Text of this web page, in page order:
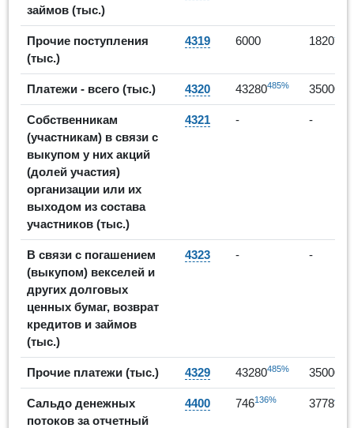
займов (тыс.)
Прочие поступления
(тыс.)
4319 6000 1820-70%
Платежи - всего (тыс.) 4320 43280485% 35000
Собственникам
(участникам) в связи с
выкупом у них акций
(долей участия)
организации или их
выходом из состава
участников (тыс.)
4321 - -
В связи с погашением
(выкупом) векселей и
других долговых
ценных бумаг, возврат
кредитов и займов
(тыс.)
4323 - -
Прочие платежи (тыс.) 4329 43280485% 35000
Сальдо денежных
потоков за отчетный
4400 746136% 3778